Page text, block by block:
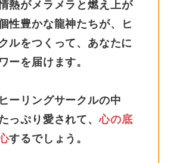
熱がメラメラと燃え上が
性豊かな龍神たちが、ヒ
ルをつくって、あなたに
ーを届けます。
ーリングサークルの中
っぷり愛されて、心の底
するでしょう。